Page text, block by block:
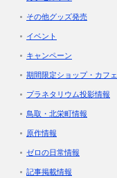
その他グッズ発売
イベント
キャンペーン
期間限定ショップ・カフェ
プラネタリウム投影情報
鳥取・北栄町情報
原作情報
ゼロの日常情報
記事掲載情報